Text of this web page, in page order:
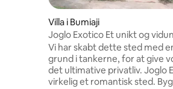
Villa i Bumiaji
Joglo Exotico Et unikt og vidunderligt
sted
Vi har skabt dette sted med
grund i tankerne, for at give
det ultimative privatliv. Joglo
virkelig et romantisk sted.